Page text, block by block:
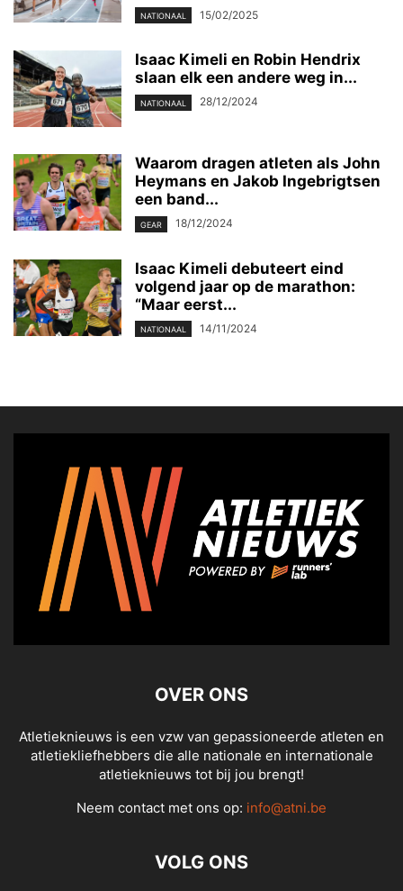
NATIONAAL 15/02/2025
Isaac Kimeli en Robin Hendrix
slaan elk een andere weg in...
NATIONAAL 28/12/2024
Waarom dragen atleten als John
Heymans en Jakob Ingebrigtsen
een band...
GEAR 18/12/2024
Isaac Kimeli debuteert eind
volgend jaar op de marathon:
“Maar eerst...
NATIONAAL 14/11/2024
OVER ONS
Atletieknieuws is een vzw van gepassioneerde atleten en
atletiekliefhebbers die alle nationale en internationale
atletieknieuws tot bij jou brengt!
Neem contact met ons op: info@atni.be
VOLG ONS